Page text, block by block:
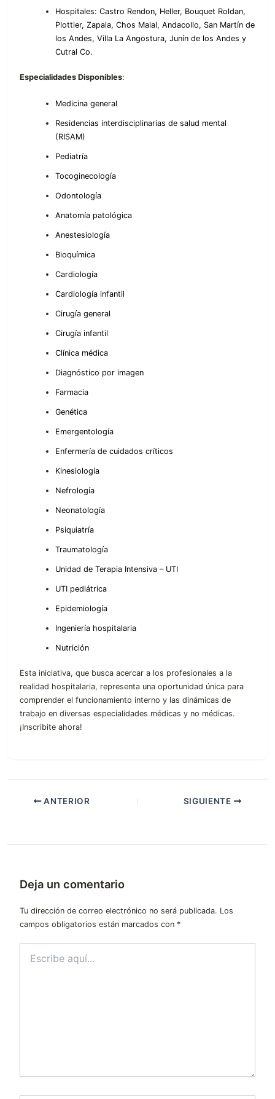
Hospitales: Castro Rendon, Heller, Bouquet Roldan,
Plottier, Zapala, Chos Malal, Andacollo, San Martín de
los Andes, Villa La Angostura, Junín de los Andes y
Cutral Co.
Especialidades Disponibles:
Medicina general
Residencias interdisciplinarias de salud mental
(RISAM)
Pediatría
Tocoginecología
Odontología
Anatomía patológica
Anestesiología
Bioquímica
Cardiología
Cardiología infantil
Cirugía general
Cirugía infantil
Clínica médica
Diagnóstico por imagen
Farmacia
Genética
Emergentología
Enfermería de cuidados críticos
Kinesiología
Nefrología
Neonatología
Psiquiatría
Traumatología
Unidad de Terapia Intensiva – UTI
UTI pediátrica
Epidemiología
Ingeniería hospitalaria
Nutrición
Esta iniciativa, que busca acercar a los profesionales a la
realidad hospitalaria, representa una oportunidad única para
comprender el funcionamiento interno y las dinámicas de
trabajo en diversas especialidades médicas y no médicas.
¡Inscribite ahora!
ANTERIOR SIGUIENTE
Deja un comentario
Tu dirección de correo electrónico no será publicada. Los
campos obligatorios están marcados con *
aquí...